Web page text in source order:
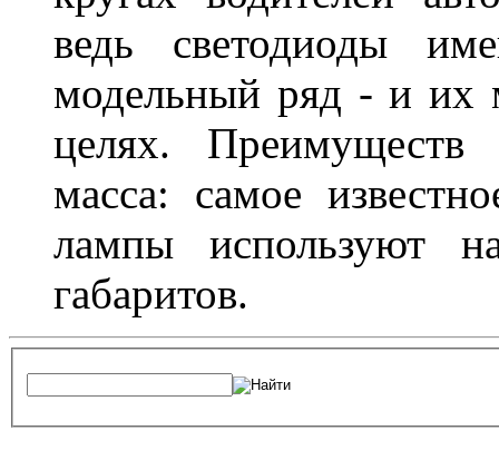
ведь светодиоды
модельный ряд - и их
целях.
масса: самое
лампы используют
габаритов.